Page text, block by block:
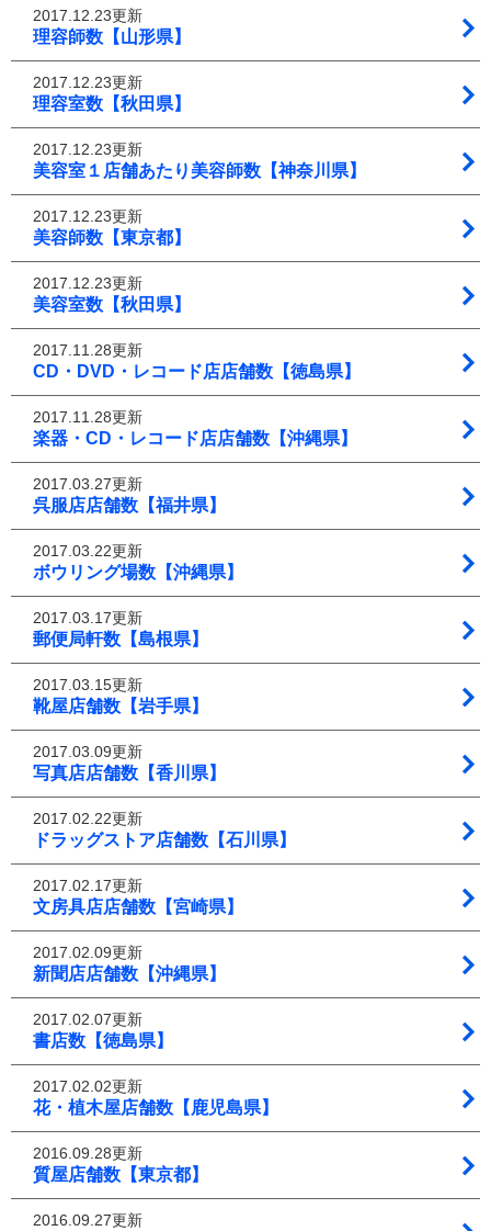
2017.12.23更新
理容師数【山形県】
2017.12.23更新
理容室数【秋田県】
2017.12.23更新
美容室１店舗あたり美容師数【神奈川県】
2017.12.23更新
美容師数【東京都】
2017.12.23更新
美容室数【秋田県】
2017.11.28更新
CD・DVD・レコード店店舗数【徳島県】
2017.11.28更新
楽器・CD・レコード店店舗数【沖縄県】
2017.03.27更新
呉服店店舗数【福井県】
2017.03.22更新
ボウリング場数【沖縄県】
2017.03.17更新
郵便局軒数【島根県】
2017.03.15更新
靴屋店舗数【岩手県】
2017.03.09更新
写真店店舗数【香川県】
2017.02.22更新
ドラッグストア店舗数【石川県】
2017.02.17更新
文房具店店舗数【宮崎県】
2017.02.09更新
新聞店店舗数【沖縄県】
2017.02.07更新
書店数【徳島県】
2017.02.02更新
花・植木屋店舗数【鹿児島県】
2016.09.28更新
質屋店舗数【東京都】
2016.09.27更新